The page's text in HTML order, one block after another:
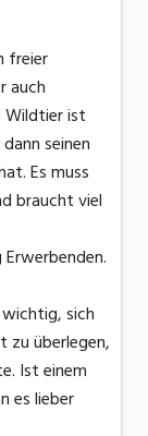
freier
auch
Wildtier ist
seinen
Es muss
braucht viel
sich
zu überlegen,
Ist einem
es lieber